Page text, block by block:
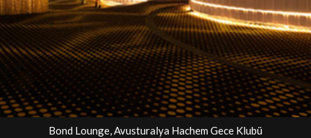
Bond Lounge, Avusturalya Hachem Gece Klubü